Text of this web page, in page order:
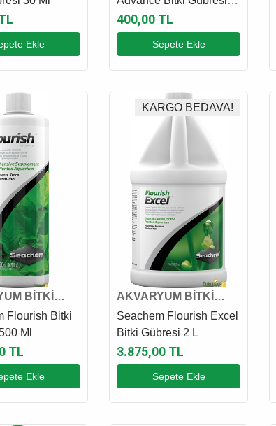
Ekle
100 Ml
400,00 TL
Sepete Ekle
BİTKİ
GÜBRESİ
Flourish Bitki
Ml
TL
Ekle
KARGO BEDAVA!
AKVARYUM BİTKİ
KATKI VE GÜBRESİ
Seachem Flourish Excel
Bitki Gübresi 2 L
3.875,00 TL
Sepete Ekle